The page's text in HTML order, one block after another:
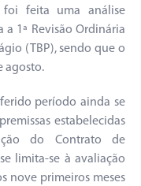
feita uma análise
1ª Revisão Ordinária
(TBP), sendo que o
agosto.
período ainda se
estabelecidas
do Contrato de
limita-se à avaliação
nove primeiros meses